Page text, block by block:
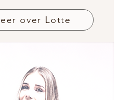
over Lotte